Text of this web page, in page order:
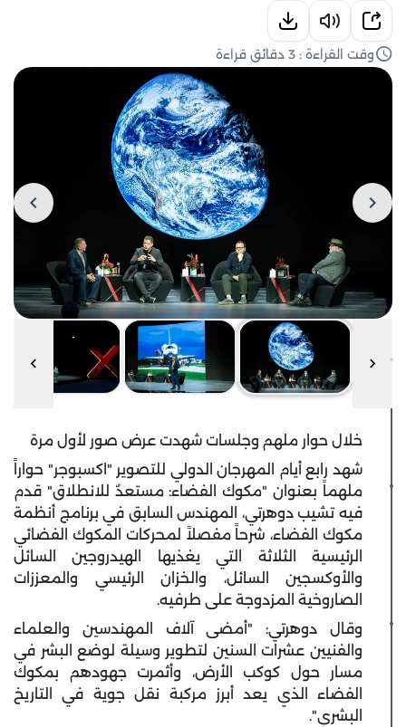
وقت القراءة : 3 دقائق قراءة
خلال حوار ملهم وجلسات شهدت عرض صور لأول مرة
شهد رابع أيام المهرجان الدولي للتصوير "اكسبوجر" حواراً
ملهماً بعنوان "مكوك الفضاء: مستعدٌ للانطلاق" قدم
فيه تشيب دوهرتي، المهندس السابق في برنامج أنظمة
مكوك الفضاء، شرحاً مفصلاً لمحركات المكوك الفضائي
الرئيسية الثلاثة التي يغذيها الهيدروجين السائل
والأوكسجين السائل، والخزان الرئيسي والمعززات
الصاروخية المزدوجة على طرفيه.
وقال دوهرتي: "أمضى آلاف المهندسين والعلماء
والفنيين عشرات السنين لتطوير وسيلة لوضع البشر في
مسار حول كوكب الأرض، وأثمرت جهودهم بمكوك
الفضاء الذي يعد أبرز مركبة نقل جوية في التاريخ
البشري".